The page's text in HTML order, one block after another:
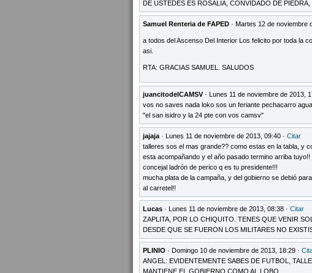
DE USTEDES ES ROSALIA, CONVIDADO DE
Samuel Renteria de FAPED · Martes 12 de noviembre
a todos del Ascenso Del Interior Los felicito por toda la
asi.
RTA: GRACIAS SAMUEL. SALUDOS
juancitodelCAMSV· Lunes 11 de noviembre de 2013,
vos no saves nada loko sos un feriante pechacarro
"el san isidro y la 24 pte con vos camsv"
jajaja · Lunes 11 de noviembre de 2013, 09:40 · Citar
talleres sos el mas grande?? como estas en la tabla, y
esta acompañando y el año pasado termino arriba
concejal ladrón de perico q es tu presidente!!!
mucha plata de la campaña, y del gobierno se debió
al carretel!!
Lucas · Lunes 11 de noviembre de 2013, 08:38 · Citar
ZAPLITA, POR LO CHIQUITO. TENES QUE VENIR
DESDE QUE SE FUERON LOS MILITARES NO
PLINIO · Domingo 10 de noviembre de 2013, 18:29 ·
ANGEL: EVIDENTEMENTE SABES DE FUTBOL,
MANTIENE EL GOBIERNO COMO AL LOBO